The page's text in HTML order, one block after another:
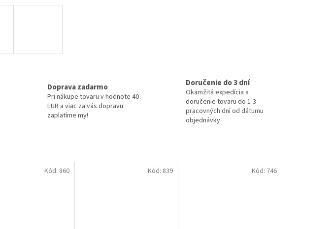
Doprava zadarmo
Pri nákupe tovaru v hodnote 40
EUR a viac za vás dopravu
zaplatíme my!
Doručenie do 3 dní
Okamžitá expedícia a
doručenie tovaru do 1-3
pracovných dní od dátumu
objednávky.
Kód: 860 Kód: 839 Kód: 746